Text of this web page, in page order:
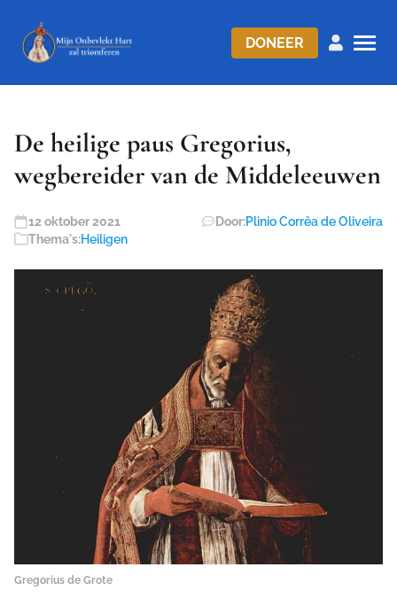
DONEER
De heilige paus Gregorius,
wegbereider van de Middeleeuwen
12 oktober 2021 Door:Plinio Corrêa de Oliveira
Thema's:Heiligen
Gregorius de Grote